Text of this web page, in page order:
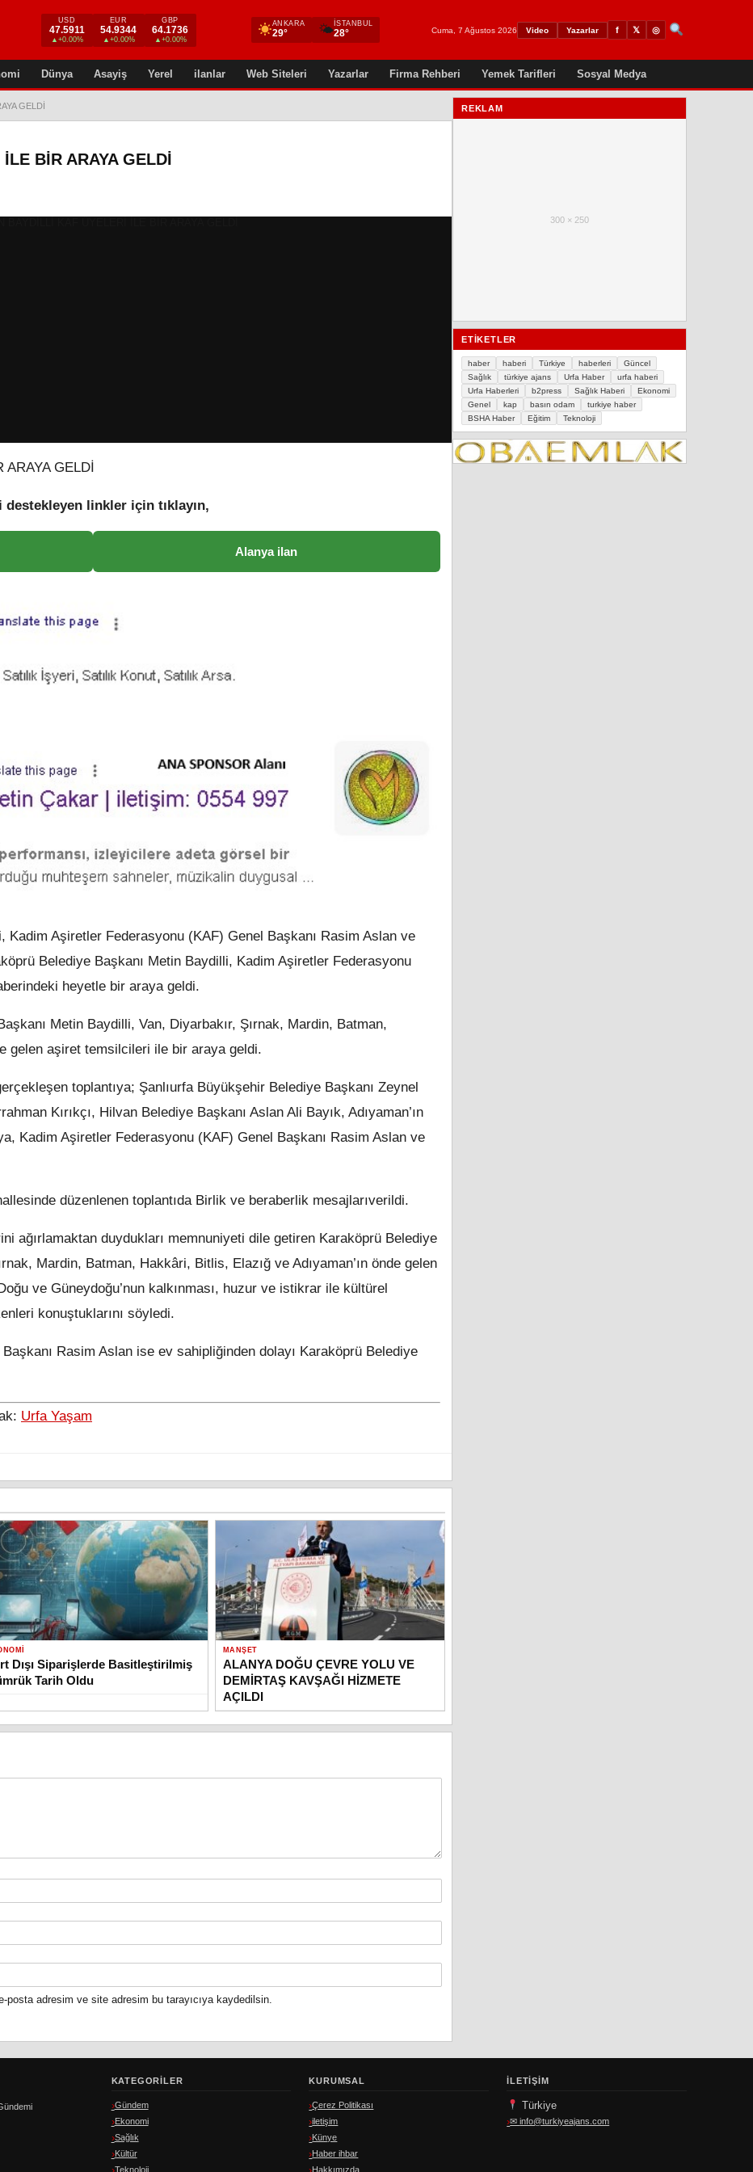
USD
47.5911
▲+0.00%
EUR
54.9344
▲+0.00%
GBP
64.1736
▲+0.00%
ANKARA
29° 🌤 İSTANBUL
28° Cuma, 7 Ağustos 2026 Video Yazarlar f 𝕏 ◎
Dünya Asayiş Yerel ilanlar Web Siteleri Yazarlar Firma Rehberi Yemek Tarifleri Sosyal Medya
GELDİ
BİR ARAYA GELDİ
ARAYA GELDİ
destekleyen linkler için tıklayın,
Alanya ilan
Kadim Aşiretler Federasyonu (KAF) Genel Başkanı Rasim Aslan ve
Belediye Başkanı Metin Baydilli, Kadim Aşiretler Federasyonu
heyetle bir araya geldi.
Metin Baydilli, Van, Diyarbakır, Şırnak, Mardin, Batman,
gelen aşiret temsilcileri ile bir araya geldi.
toplantıya; Şanlıurfa Büyükşehir Belediye Başkanı Zeynel
Kırıkçı, Hilvan Belediye Başkanı Aslan Ali Bayık, Adıyaman’ın
Kadim Aşiretler Federasyonu (KAF) Genel Başkanı Rasim Aslan ve
düzenlenen toplantıda Birlik ve beraberlik mesajlarıverildi.
ağırlamaktan duydukları memnuniyeti dile getiren Karaköprü Belediye
Mardin, Batman, Hakkâri, Bitlis, Elazığ ve Adıyaman’ın önde gelen
ve Güneydoğu’nun kalkınması, huzur ve istikrar ile kültürel
konuştuklarını söyledi.
Rasim Aslan ise ev sahipliğinden dolayı Karaköprü Belediye
Urfa Yaşam
Dışı Siparişlerde Basitleştirilmiş
Tarih Oldu
MANŞET
ALANYA DOĞU ÇEVRE YOLU VE
DEMİRTAŞ KAVŞAĞI HİZMETE
AÇILDI
posta adresim ve site adresim bu tarayıcıya kaydedilsin.
REKLAM
300 × 250
ETIKETLER
haber haberi Türkiye haberleri
Güncel
Sağlık
türkiye ajans Urfa Haber
urfa haberi
Urfa Haberleri
b2press Sağlık Haberi
Ekonomi
Genel
kap basın odam
turkiye haber
BSHA Haber
Eğitim Teknoloji
KATEGORILER
Gündem
Ekonomi
Sağlık
Kültür
Teknoloji
KURUMSAL
Çerez Politikası
iletişim
Künye
Haber ihbar
Hakkımızda
İLETIŞIM
Türkiye
✉info@turkiyeajans.com